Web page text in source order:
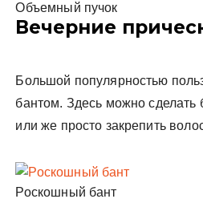
Объемный пучок
Вечерние
Большой популярностью
бантом. Здесь можно сделать
или же просто закрепить
Роскошный бант